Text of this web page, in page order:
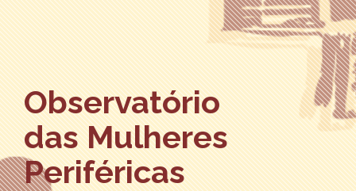
Observatório
das Mulheres
Periféricas